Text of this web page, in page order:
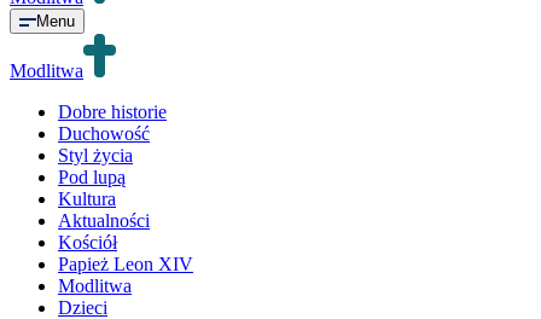
Menu
Modlitwa
Dobre historie
Duchowość
Styl życia
Pod lupą
Kultura
Aktualności
Kościół
Papież Leon XIV
Modlitwa
Dzieci